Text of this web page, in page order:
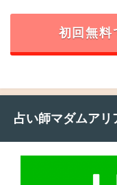
初回無料
占い師マダムアリ